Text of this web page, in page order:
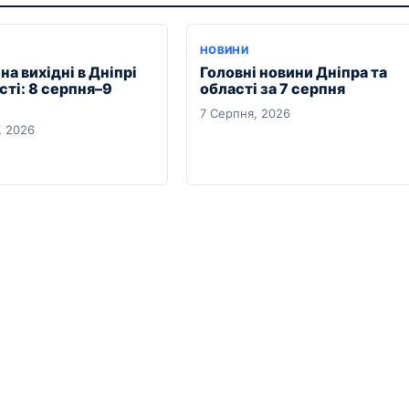
вихідні в Дніпрі
8 серпня–9
2026
НОВИНИ
Головні новини Дніпра та
області за 7 серпня
7 Серпня, 2026